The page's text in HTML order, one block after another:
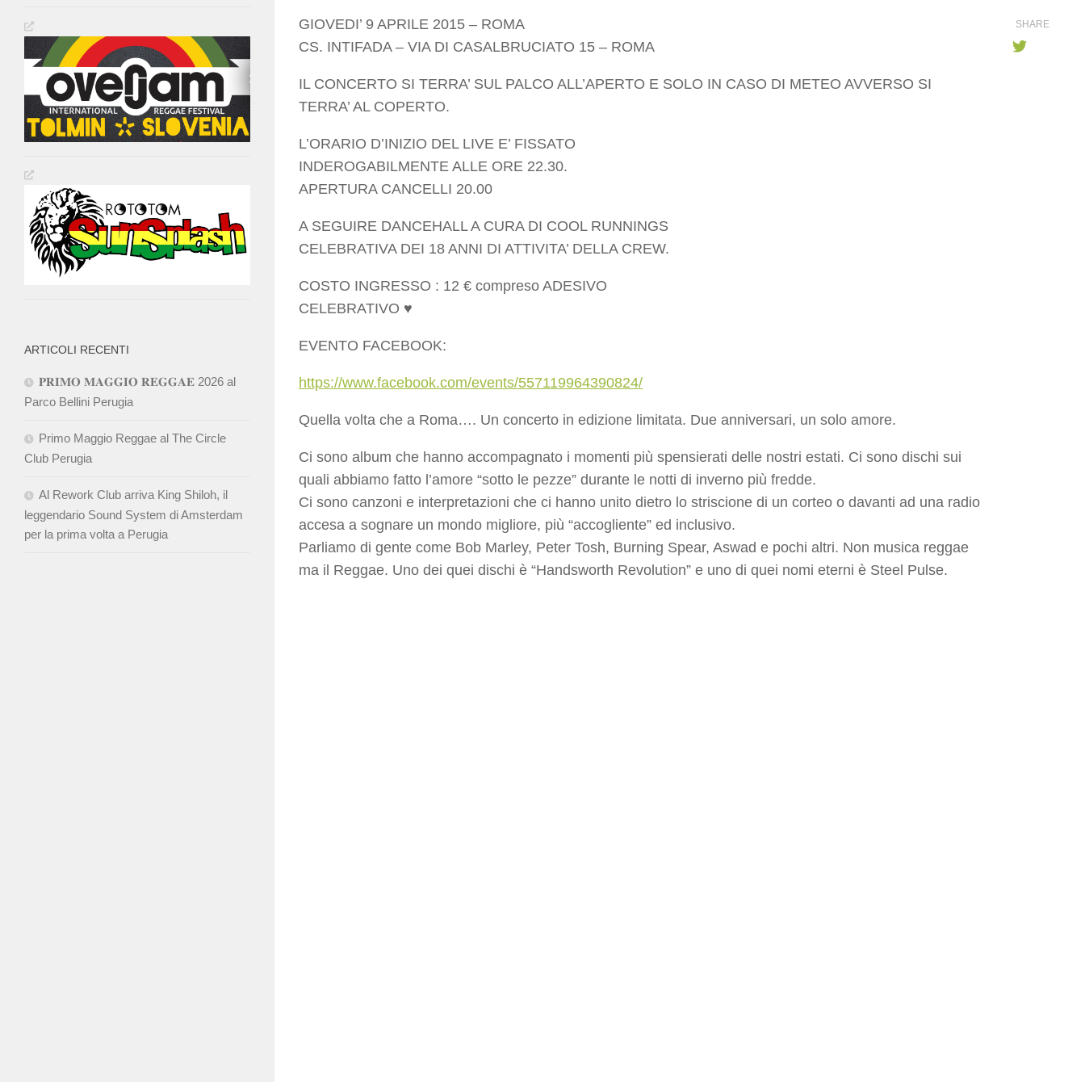
GIOVEDI’ 9 APRILE 2015 – ROMA
CS. INTIFADA – VIA DI CASALBRUCIATO 15 – ROMA
IL CONCERTO SI TERRA’ SUL PALCO ALL’APERTO E SOLO IN CASO DI METEO AVVERSO SI
TERRA’ AL COPERTO.
L’ORARIO D’INIZIO DEL LIVE E’ FISSATO
INDEROGABILMENTE ALLE ORE 22.30.
APERTURA CANCELLI 20.00
A SEGUIRE DANCEHALL A CURA DI COOL RUNNINGS
CELEBRATIVA DEI 18 ANNI DI ATTIVITA’ DELLA CREW.
COSTO INGRESSO : 12 € compreso ADESIVO
CELEBRATIVO ♥
EVENTO FACEBOOK:
https://www.facebook.com/events/557119964390824/
Quella volta che a Roma…. Un concerto in edizione limitata. Due anniversari, un solo amore.
Ci sono album che hanno accompagnato i momenti più spensierati delle nostri estati. Ci sono dischi sui
quali abbiamo fatto l’amore “sotto le pezze” durante le notti di inverno più fredde.
Ci sono canzoni e interpretazioni che ci hanno unito dietro lo striscione di un corteo o davanti ad una radio
accesa a sognare un mondo migliore, più “accogliente” ed inclusivo.
Parliamo di gente come Bob Marley, Peter Tosh, Burning Spear, Aswad e pochi altri. Non musica reggae
ma il Reggae. Uno dei quei dischi è “Handsworth Revolution” e uno di quei nomi eterni è Steel Pulse.
SHARE
ARTICOLI RECENTI
𝐏𝐑𝐈𝐌𝐎 𝐌𝐀𝐆𝐆𝐈𝐎 𝐑𝐄𝐆𝐆𝐀𝐄 2026 al
Parco Bellini Perugia
Primo Maggio Reggae al The Circle
Club Perugia
Al Rework Club arriva King Shiloh, il
leggendario Sound System di Amsterdam
per la prima volta a Perugia